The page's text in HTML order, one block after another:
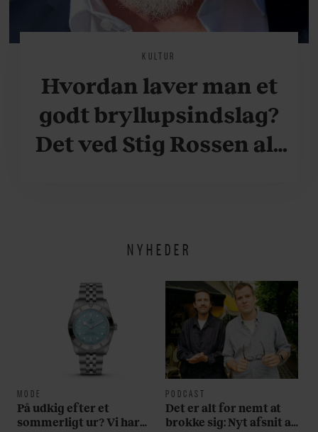
KULTUR
Hvordan laver man et
godt bryllupsindslag?
Det ved Stig Rossen alt
NYHEDER
MODE
På udkig efter et
sommerligt ur? Vi har
PODCAST
Det er alt for nemt at
brokke sig: Nyt afsnit af